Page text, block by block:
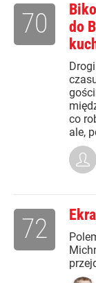
do
co
ale,
70
72